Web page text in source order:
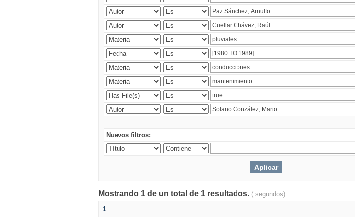
Nuevos filtros:
Mostrando 1 de un total de 1 resultados. ( segundos)
1